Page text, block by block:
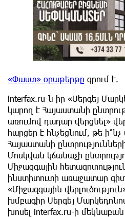
«Փաստ» օրաթերթը գրում է.
interfax.ru-ն իր «Սերգեյ
կարող է Հայաստանի
առումով դադար վերցնել»
հարցեր է հնչեցնում, թե
Հայաստանի
Մոսկվան կճանաչի
Միջազգային
ինստիտուտի առաջատար
«Միջազգային
խմբագիր Սերգեյ
խոսել interfax.ru-ի